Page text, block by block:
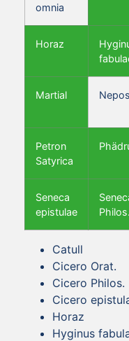
omnia
Horaz
Martial Nepos
Petron
Satyrica
Seneca
epistulae
Philos.
Catull
Cicero Orat.
Cicero Philos.
Cicero
Horaz
Hyginus